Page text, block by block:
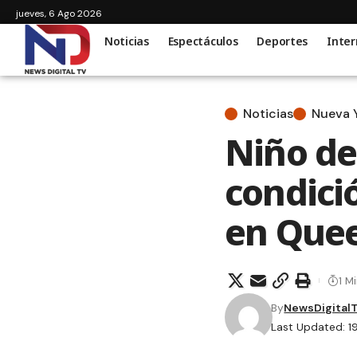
jueves, 6 Ago 2026
Noticias Espectáculos Deportes
Noticias Nueva
Niño
en
Last Updated:
By
1